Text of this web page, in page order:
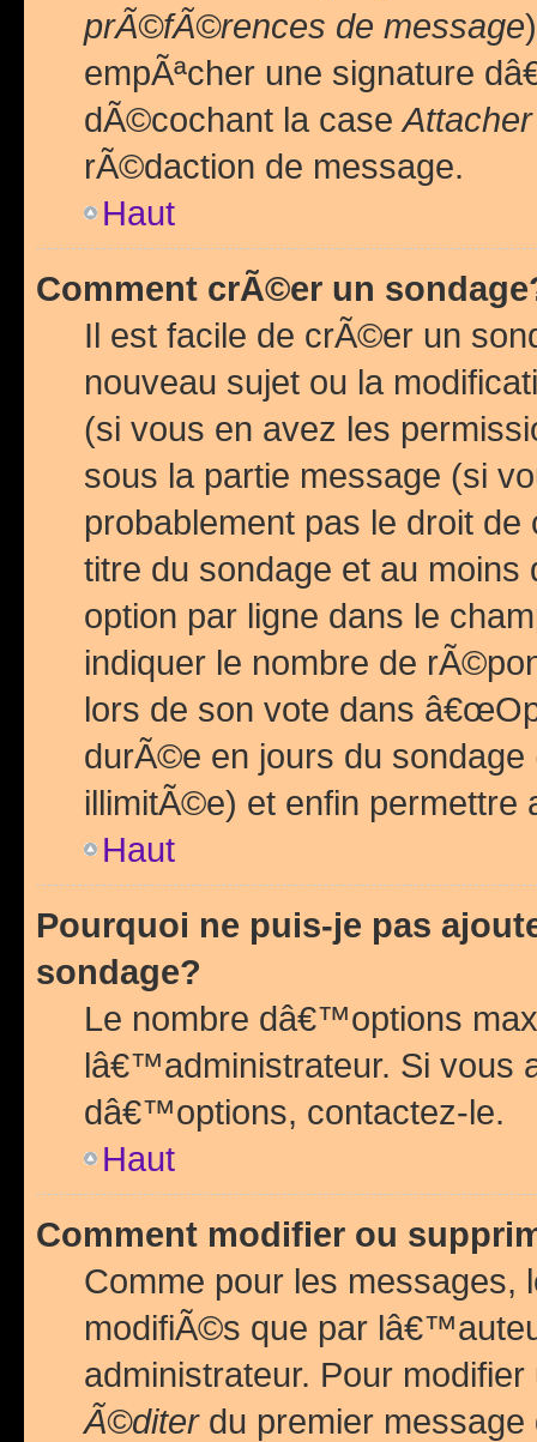
prÃ©fÃ©rences de message
empÃªcher une signature
dÃ©cochant la case
rÃ©daction de message.
Haut
Comment crÃ©er un
Il est facile de crÃ©er un
nouveau sujet ou la
(si vous en avez les
sous la partie message (si
probablement pas le droit
titre du sondage et au
option par ligne dans le
indiquer le nombre de
lors de son vote dans
durÃ©e en jours du
illimitÃ©e) et enfin permettre
Haut
Pourquoi ne puis-je pas
sondage?
Le nombre dâ€™options
lâ€™administrateur. Si vous
dâ€™options, contactez-le.
Haut
Comment modifier ou
Comme pour les messages,
modifiÃ©s que par
administrateur. Pour
Ã©diterdu premier